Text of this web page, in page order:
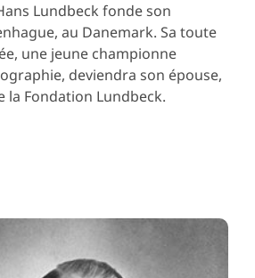
Lundbeck fonde son
au Danemark. Sa toute
une jeune championne
deviendra son épouse,
la Fondation Lundbeck.